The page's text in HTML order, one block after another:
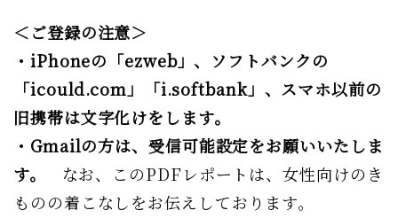
＜ご登録の注意＞
・iPhoneの「ezweb」、ソフトバンクの
「icould.com」「i.softbank」、スマホ以前の
旧携帯は文字化けをします。
・Gmailの方は、受信可能設定をお願いいたしま
す。
なお、このPDFレポートは、女性向けのき
ものの着こなしをお伝えしております。